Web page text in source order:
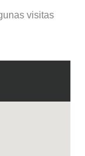
visitas